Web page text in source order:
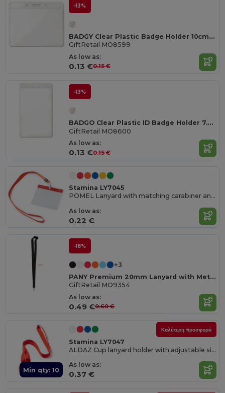
-13%
BADGY Clear Plastic Badge Holder 10cm x 8cm for ID Cards
GiftRetail MO8599
As low as:
0.13 €0.15 €
-13%
BADGO Clear Plastic ID Badge Holder 7.5cm x 12.5cm
GiftRetail MO8600
As low as:
0.13 €0.15 €
Stamina LY7045
POMEL Lanyard with matching carabiner and PVC badge holder
As low as:
0.22 €
-18%
+3
PANY Premium 20mm Lanyard with Metal Hook & Safety Breakaway
GiftRetail MO9354
As low as:
0.49 €0.60 €
Min qty: 10
Καλύτερη προσφορά
Stamina LY7047
ALDAZ Cup lanyard holder with adjustable silicone band
As low as:
0.37 €